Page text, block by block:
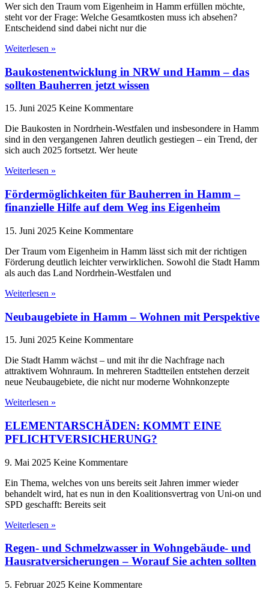
Wer sich den Traum vom Eigenheim in Hamm erfüllen möchte,
steht vor der Frage: Welche Gesamtkosten muss ich absehen?
Entscheidend sind dabei nicht nur die
Weiterlesen »
Baukostenentwicklung in NRW und Hamm – das
sollten Bauherren jetzt wissen
15. Juni 2025 Keine Kommentare
Die Baukosten in Nordrhein-Westfalen und insbesondere in Hamm
sind in den vergangenen Jahren deutlich gestiegen – ein Trend, der
sich auch 2025 fortsetzt. Wer heute
Weiterlesen »
Fördermöglichkeiten für Bauherren in Hamm –
finanzielle Hilfe auf dem Weg ins Eigenheim
15. Juni 2025 Keine Kommentare
Der Traum vom Eigenheim in Hamm lässt sich mit der richtigen
Förderung deutlich leichter verwirklichen. Sowohl die Stadt Hamm
als auch das Land Nordrhein-Westfalen und
Weiterlesen »
Neubaugebiete in Hamm – Wohnen mit Perspektive
15. Juni 2025 Keine Kommentare
Die Stadt Hamm wächst – und mit ihr die Nachfrage nach
attraktivem Wohnraum. In mehreren Stadtteilen entstehen derzeit
neue Neubaugebiete, die nicht nur moderne Wohnkonzepte
Weiterlesen »
ELEMENTARSCHÄDEN: KOMMT EINE
PFLICHTVERSICHERUNG?
9. Mai 2025 Keine Kommentare
Ein Thema, welches von uns bereits seit Jahren immer wieder
behandelt wird, hat es nun in den Koalitionsvertrag von Uni-on und
SPD geschafft: Bereits seit
Weiterlesen »
Regen- und Schmelzwasser in Wohngebäude- und
Hausratversicherungen – Worauf Sie achten sollten
5. Februar 2025 Keine Kommentare